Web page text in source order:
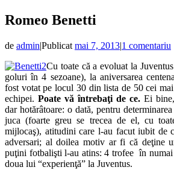
Romeo Benetti
de admin|Publicat mai 7, 2013|1 comentariu
Cu toate că a evoluat la
goluri în 4 sezoane), la aniversarea
fost votat pe locul 30 din lista de 50 cei
echipei. Poate vă întrebaţi de ce. Ei
dar hotărâtoare: o dată, pentru
juca (foarte greu se trecea de el, cu
mijlocaş), atitudini care l-au facut iubit de
adversari; al doilea motiv ar fi că deţine
puţini fotbalişti l-au atins: 4 trofee în numai
doua lui “experienţă” la Juventus.